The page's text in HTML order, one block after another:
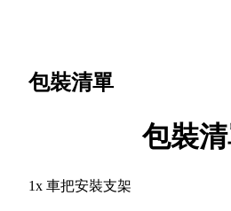
包裝清單
包裝
1x 車把安裝支架